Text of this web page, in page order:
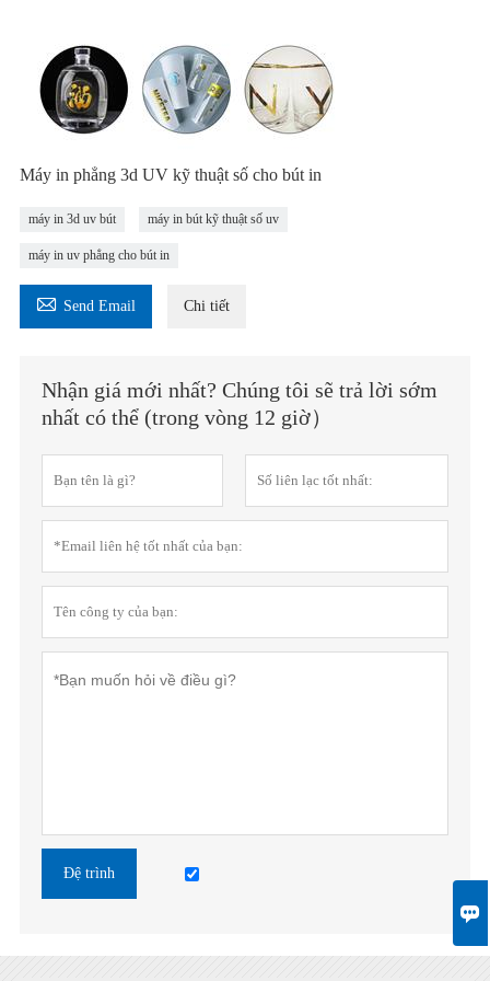

Máy in phẳng 3d UV kỹ thuật số cho bút in
máy in 3d uv bút máy in bút kỹ thuật số uv
máy in uv phẳng cho bút in
 Send Email Chi tiết
Nhận giá mới nhất? Chúng tôi sẽ trả lời sớm
nhất có thể (trong vòng 12 giờ）
Đệ trình